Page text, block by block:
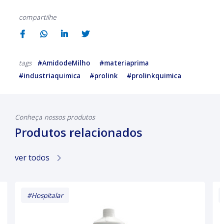
compartilhe
tags #AmidodeMilho
#materiaprima
#industriaquimica
#prolink #prolinkquimica
Conheça nossos produtos
Produtos relacionados
ver todos
#Hospitalar